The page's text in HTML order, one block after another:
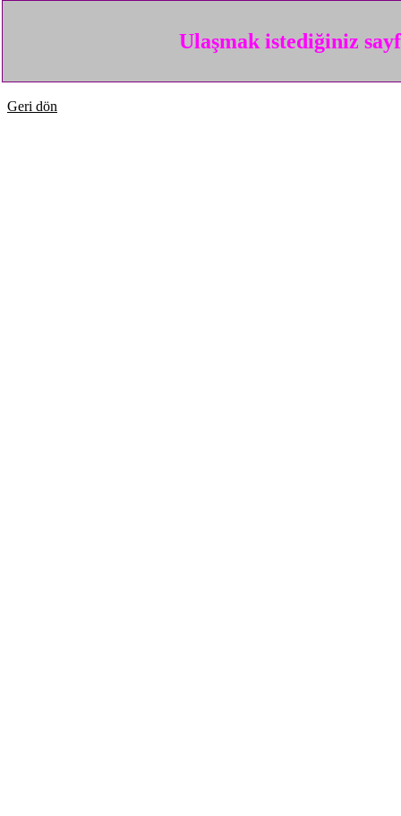
Ulaşmak istediğiniz
Geri dön